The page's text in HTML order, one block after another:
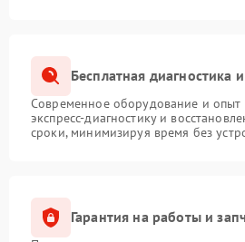
Бесплатная диагностика
Современное оборудование и опыт
экспресс-диагностику и
сроки, минимизируя время без
Гарантия на работы и